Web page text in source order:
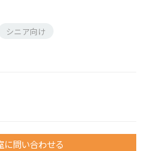
シニア向け
に問い合わせる